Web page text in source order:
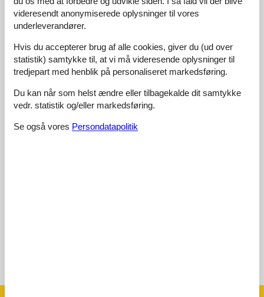
4,7 juni 2020
Faciliteter: 4 Rengøring: 5 Komfort:
Venlighed:
5 Beliggenhed: 5 Generelt:
Værelse:
5 Service på stedet: 5 Værdi for pengene:
4,8
videresendt anonymiserede oplysninger til vores
underleverandører.
Hvis du accepterer brug af alle cookies, giver du (ud over
statistik) samtykke til, at vi må videresende oplysninger til
tredjepart med henblik på personaliseret markedsføring.
Du kan når som helst ændre eller tilbagekalde dit samtykke
vedr. statistik og/eller markedsføring.
Se også vores Persondatapolitik